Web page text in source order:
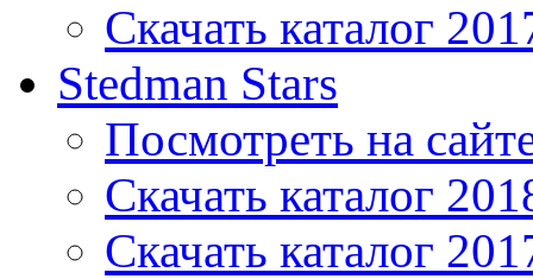
Скачать каталог
Stedman Stars
Посмотреть на
Скачать каталог
Скачать каталог